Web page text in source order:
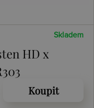
Skladem
HD x
Koupit